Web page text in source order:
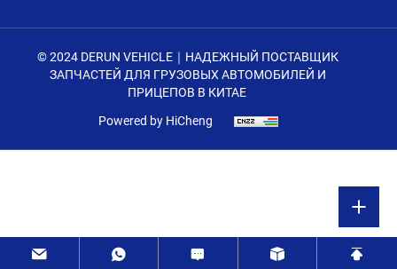
© 2024 DERUN VEHICLE｜НАДЕЖНЫЙ ПОСТАВЩИК
ЗАПЧАСТЕЙ ДЛЯ ГРУЗОВЫХ АВТОМОБИЛЕЙ И
ПРИЦЕПОВ В КИТАЕ
Powered by HiCheng